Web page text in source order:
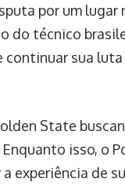
por um lugar
do técnico
sua
State
isso, o
experiência de